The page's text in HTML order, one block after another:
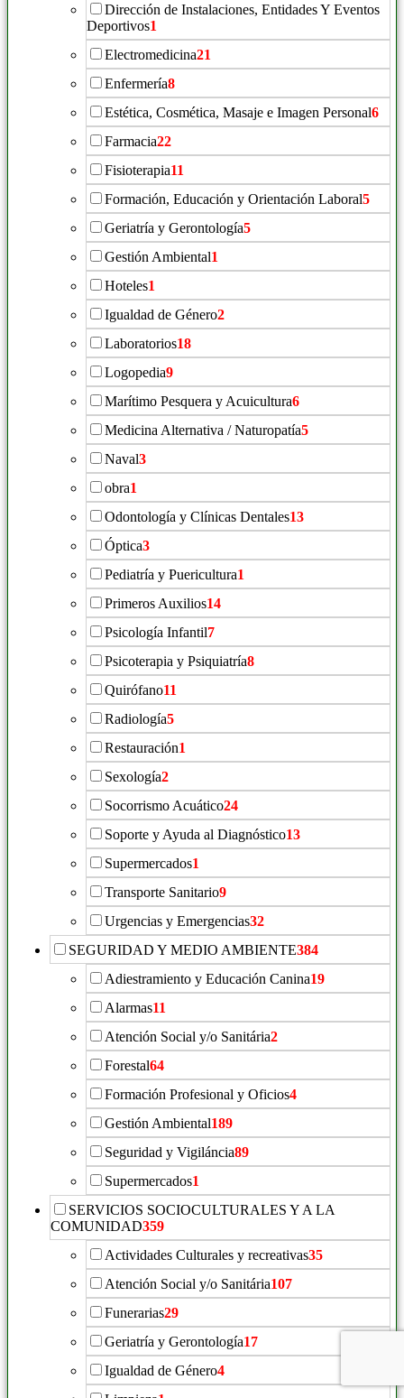
Dirección de Instalaciones, Entidades Y Eventos
Deportivos1
Electromedicina21
Enfermería8
Estética, Cosmética, Masaje e Imagen Personal6
Farmacia22
Fisioterapia11
Formación, Educación y Orientación Laboral5
Geriatría y Gerontología5
Gestión Ambiental1
Hoteles1
Igualdad de Género2
Laboratorios18
Logopedia9
Marítimo Pesquera y Acuicultura6
Medicina Alternativa / Naturopatía5
Naval3
obra1
Odontología y Clínicas Dentales13
Óptica3
Pediatría y Puericultura1
Primeros Auxilios14
Psicología Infantil7
Psicoterapia y Psiquiatría8
Quirófano11
Radiología5
Restauración1
Sexología2
Socorrismo Acuático24
Soporte y Ayuda al Diagnóstico13
Supermercados1
Transporte Sanitario9
Urgencias y Emergencias32
SEGURIDAD Y MEDIO AMBIENTE384
Adiestramiento y Educación Canina19
Alarmas11
Atención Social y/o Sanitária2
Forestal64
Formación Profesional y Oficios4
Gestión Ambiental189
Seguridad y Vigiláncia89
Supermercados1
SERVICIOS SOCIOCULTURALES Y A LA
COMUNIDAD359
Actividades Culturales y recreativas35
Atención Social y/o Sanitária107
Funerarias29
Geriatría y Gerontología17
Igualdad de Género4